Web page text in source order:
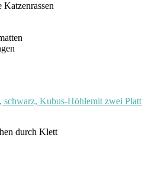
Kubus-Höhlemit zwei
durch Klett